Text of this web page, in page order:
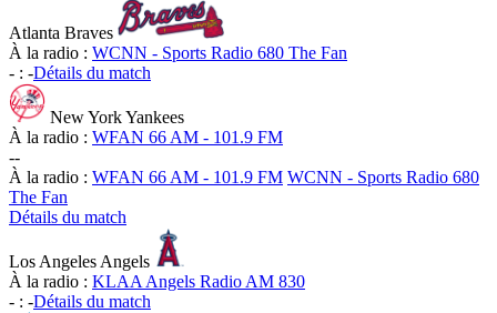
Atlanta Braves
À la radio : WCNN - Sports Radio 680 The Fan
- : -Détails du match
New York Yankees
À la radio : WFAN 66 AM - 101.9 FM
--
À la radio : WFAN 66 AM - 101.9 FM WCNN - Sports Radio 680
The Fan
Détails du match
Los Angeles Angels
À la radio : KLAA Angels Radio AM 830
- : -Détails du match